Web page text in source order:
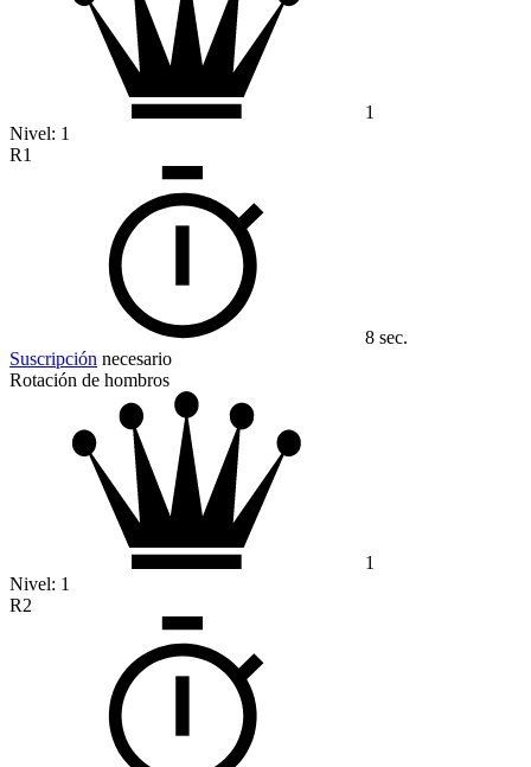
1
Nivel: 1
R1
8 sec.
Suscripción necesario
Rotación de hombros
1
Nivel: 1
R2